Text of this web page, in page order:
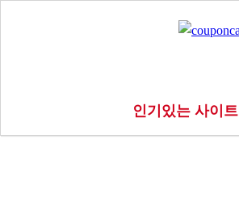
인기있는 사이트